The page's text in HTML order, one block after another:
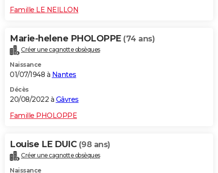
Famille LE NEILLON
Marie-helene PHOLOPPE (74 ans)
Créer une cagnotte obsèques
Naissance
01/07/1948 à Nantes
Décès
20/08/2022 à Gâvres
Famille PHOLOPPE
Louise LE DUIC (98 ans)
Créer une cagnotte obsèques
Naissance